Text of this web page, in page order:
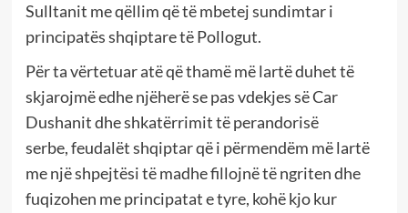
Sulltanit me qëllim që tëmbetej sundimtar i
principatës shqiptare të Pollogut.
Për ta vërtetuar atë që thamë më lartë duhet të
skjarojmë edhe njëherë se pas vdekjes së Car
Dushanit dheshkatërrimit të perandorisë
serbe,feudalëtshqiptarqë i përmendëm më lartë
me një shpejtësi të madhe fillojnë të ngriten dhe
fuqizohen me principatat e tyre, kohë kjo kur